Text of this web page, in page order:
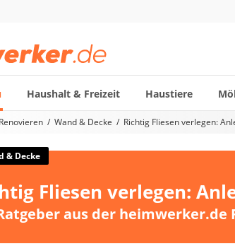
Haushalt & Freizeit Haustiere
nach Kategorie
außen
Wand & Decke Richtig Fliesen verlegen:
& Decke
Fliesen verlegen:
aus der heimwerker.de